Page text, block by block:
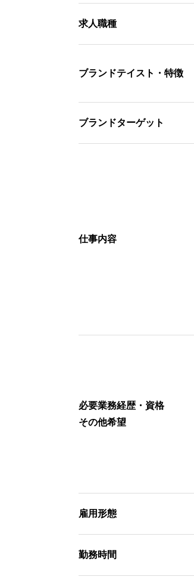
求人職種
ブランドテイスト・特徴
ブランドターゲット
仕事内容
必要業務経歴・資格
その他希望
雇用形態
勤務時間